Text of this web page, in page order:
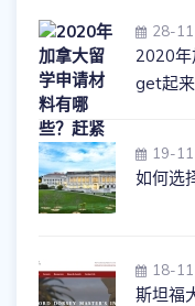
28-11
2020年
get起来
19-11
如何选
18-11
斯坦福